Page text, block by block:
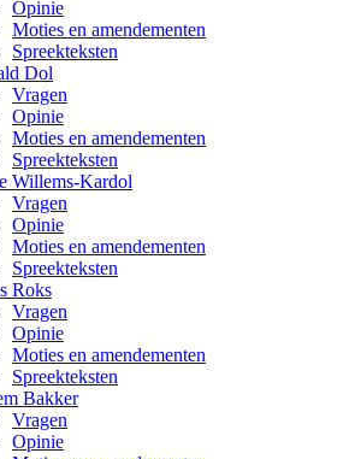
Opinie
Moties en amendementen
Spreekteksten
Dol
Vragen
Opinie
Moties en amendementen
Spreekteksten
Willems-Kardol
Vragen
Opinie
Moties en amendementen
Spreekteksten
Roks
Vragen
Opinie
Moties en amendementen
Spreekteksten
Bakker
Vragen
Opinie